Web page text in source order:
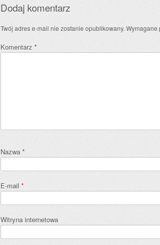
Dodaj komentarz
Twój adres e-mail nie zostanie opublikowany. Wymagane
Komentarz *
Nazwa *
E-mail *
Witryna internetowa